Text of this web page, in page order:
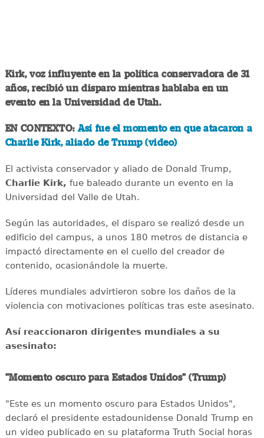
Kirk, voz influyente en la política conservadora de 31
años, recibió un disparo mientras hablaba en un
evento en la Universidad de Utah.
EN CONTEXTO: Así fue el momento en que atacaron a
Charlie Kirk, aliado de Trump (video)
El activista conservador y aliado de Donald Trump,
Charlie Kirk, fue baleado durante un evento en la
Universidad del Valle de Utah.
Según las autoridades, el disparo se realizó desde un
edificio del campus, a unos 180 metros de distancia e
impactó directamente en el cuello del creador de
contenido, ocasionándole la muerte.
Líderes mundiales advirtieron sobre los daños de la
violencia con motivaciones políticas tras este asesinato.
Así reaccionaron dirigentes mundiales a su
asesinato:
"Momento oscuro para Estados Unidos" (Trump)
"Este es un momento oscuro para Estados Unidos",
declaró el presidente estadounidense Donald Trump en
un video publicado en su plataforma Truth Social horas